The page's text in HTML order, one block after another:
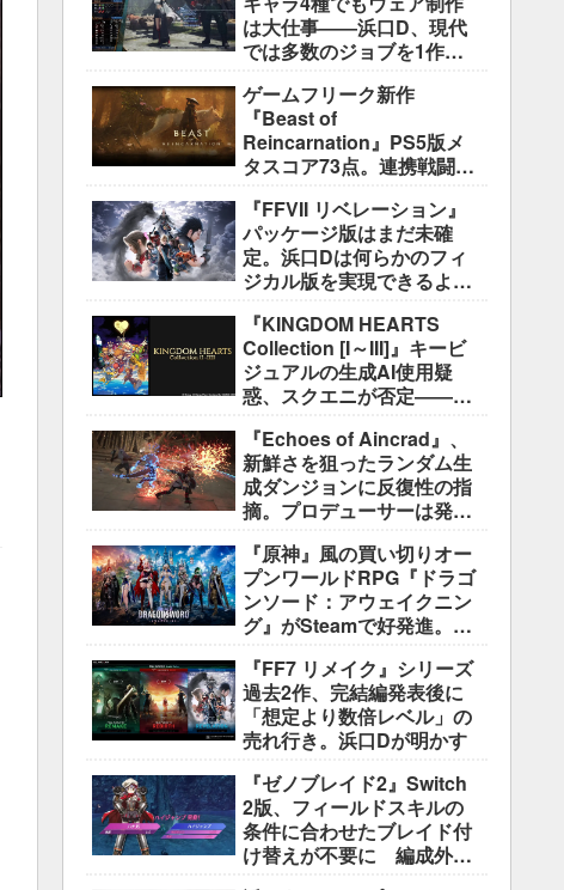
は大仕事――浜口D、現代
では多数のジョブを1作に
説明
ゲームフリーク新作
『Beast of
Reincarnation』PS5版メ
タスコア73点。連携戦闘は
き”には不満
『FFVII リベレーション』
パッケージ版はまだ未確
定。浜口Dは何らかのフィ
ジカル版を実現できるよう
『KINGDOM HEARTS
Collection [I～III]』キービ
ジュアルの生成AI使用疑
惑、スクエニが否定――不
ス」
『Echoes of Aincrad』、
新鮮さを狙ったランダム生
成ダンジョンに反復性の指
摘。プロデューサーは発売
『原神』風の買い切りオー
プンワールドRPG『ドラゴ
ンソード：アウェイクニン
グ』がSteamで好発進。価
件超で約90％好評
『FF7 リメイク』シリーズ
過去2作、完結編発表後に
「想定より数倍レベル」の
売れ行き。浜口Dが明かす
『ゼノブレイド2』Switch
2版、フィールドスキルの
条件に合わせたブレイド付
け替えが不要に 編成外の